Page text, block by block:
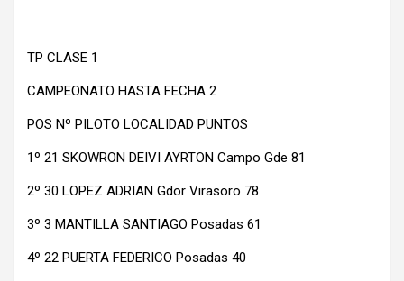
TP CLASE 1
CAMPEONATO HASTA FECHA 2
POS Nº PILOTO LOCALIDAD PUNTOS
1º 21 SKOWRON DEIVI AYRTON Campo Gde 81
2º 30 LOPEZ ADRIAN Gdor Virasoro 78
3º 3 MANTILLA SANTIAGO Posadas 61
4º 22 PUERTA FEDERICO Posadas 40